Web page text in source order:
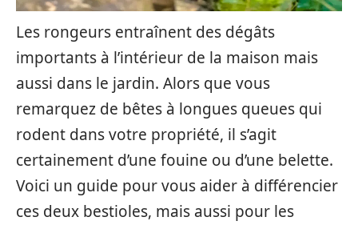
Les rongeurs entraînent des dégâts
importants à l’intérieur de la maison mais
aussi dans le jardin. Alors que vous
remarquez de bêtes à longues queues qui
rodent dans votre propriété, il s’agit
certainement d’une fouine ou d’une belette.
Voici un guide pour vous aider à différencier
ces deux bestioles, mais aussi pour les